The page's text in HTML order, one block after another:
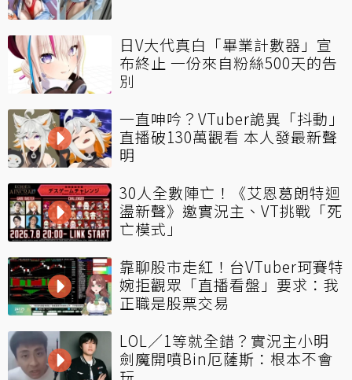
日V大代真白「畢業計數器」宣
布終止 一份來自粉絲500天的告
別
一直呻吟？VTuber詭異「抖動」
直播破130萬觀看 本人發最新聲
明
30人全數陣亡！《艾恩葛朗特迴
盪新聲》邀實況主、VT挑戰「死
亡模式」
靠聊股市走紅！台VTuber珂賽特
婉拒觀眾「直播看盤」要求：我
正職是股票交易
LOL／1等就全錯？實況主小明
劍魔開噴Bin厄薩斯：根本不會